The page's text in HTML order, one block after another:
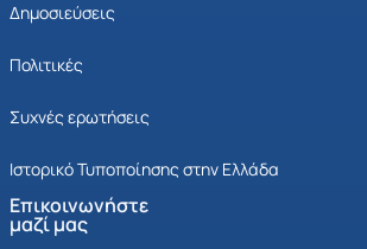
Δημοσιεύσεις
Πολιτικές
Συχνές ερωτήσεις
Ιστορικό Τυποποίησης στην Ελλάδα
Επικοινωνήστε
μαζί μας